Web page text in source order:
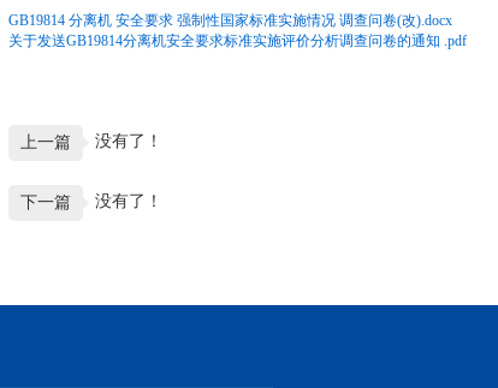
GB19814 分离机 安全要求 强制性国家标准实施情况 调查问卷(改).docx
关于发送GB19814分离机安全要求标准实施评价分析调查问卷的通知 .pdf
上一篇 没有了！
下一篇 没有了！